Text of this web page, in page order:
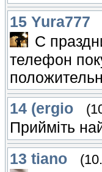
15 Yura777
С
телефон
14 (ergio
Прийміть
13 tiano